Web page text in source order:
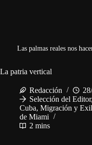
Las palmas reales nos
La patria vertical
Redacción
Selección del Editor,
Cuba, Migración y
de Miami
2 mins